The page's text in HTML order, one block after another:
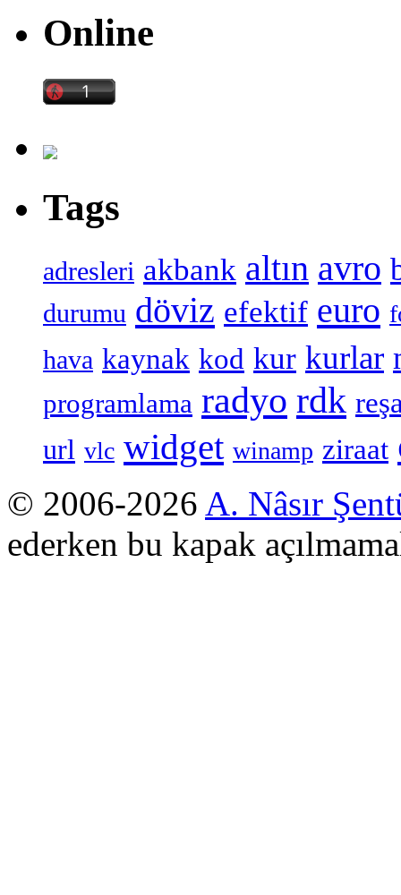
Online
Tags
adresleri akbank altın avro
durumu döviz efektif euro
hava kaynak kod kur kurlar
programlama radyo rdk
url vlc widget winamp ziraat
© 2006-2026 A. Nâsır
ederken bu kapak